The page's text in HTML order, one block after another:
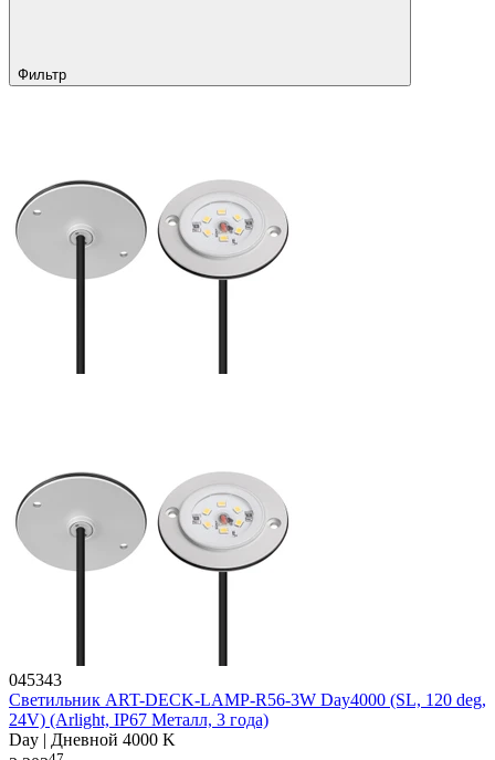
Фильтр
045343
Светильник ART-DECK-LAMP-R56-3W Day4000 (SL, 120 deg,
24V) (Arlight, IP67 Металл, 3 года)
Day | Дневной 4000 K